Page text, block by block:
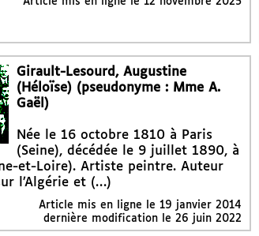
Girault-Lesourd, Augustine
(Héloïse) (pseudonyme : Mme A.
Gaël)
Née le 16 octobre 1810 à Paris
(Seine), décédée le 9 juillet 1890, à
et-Loire). Artiste peintre. Auteur
l’Algérie et (…)
Article mis en ligne le 19 janvier 2014
dernière modification le 26 juin 2022